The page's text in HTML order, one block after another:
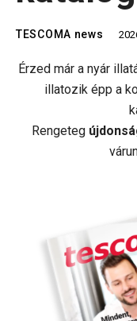
TESCOMA news
Érzed már a nyár
illatozik épp a
Rengeteg